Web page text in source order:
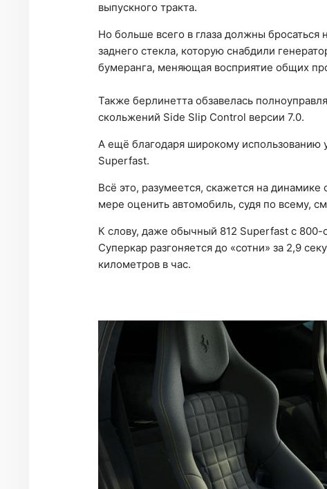
выпускного тракта.
Но больше всего в глаза должны бросаться
заднего стекла, которую снабдили
бумеранга, меняющая восприятие общих
Также берлинетта обзавелась
скольжений Side Slip Control версии 7.0.
А ещё благодаря широкому использованию
Superfast.
Всё это, разумеется, скажется на
мере оценить автомобиль, судя по всему,
К слову, даже обычный 812 Superfast с
Суперкар разгоняется до «сотни» за 2,9
километров в час.